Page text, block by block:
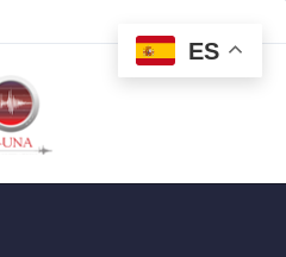
ES